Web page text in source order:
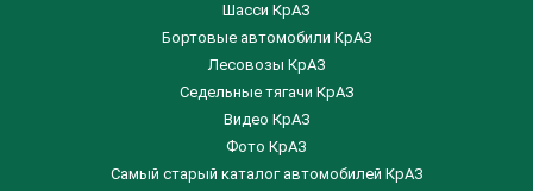
Шасси КрАЗ
Бортовые автомобили КрАЗ
Лесовозы КрАЗ
Седельные тягачи КрАЗ
Видео КрАЗ
Фото КрАЗ
Самый старый каталог автомобилей КрАЗ